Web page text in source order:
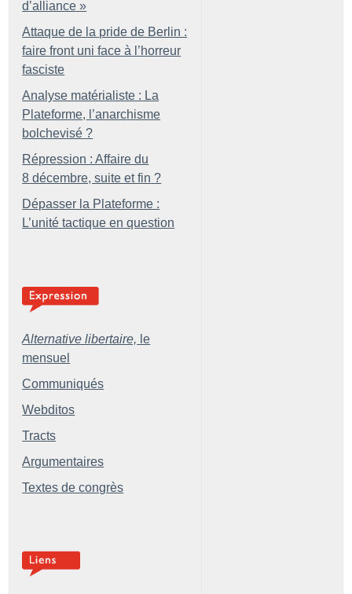
d’alliance »
Attaque de la pride de Berlin :
faire front uni face à l’horreur
fasciste
Analyse matérialiste : La
Plateforme, l’anarchisme
bolchevisé ?
Répression : Affaire du
8 décembre, suite et fin ?
Dépasser la Plateforme :
L’unité tactique en question
Alternative libertaire, le
mensuel
Communiqués
Webditos
Tracts
Argumentaires
Textes de congrès